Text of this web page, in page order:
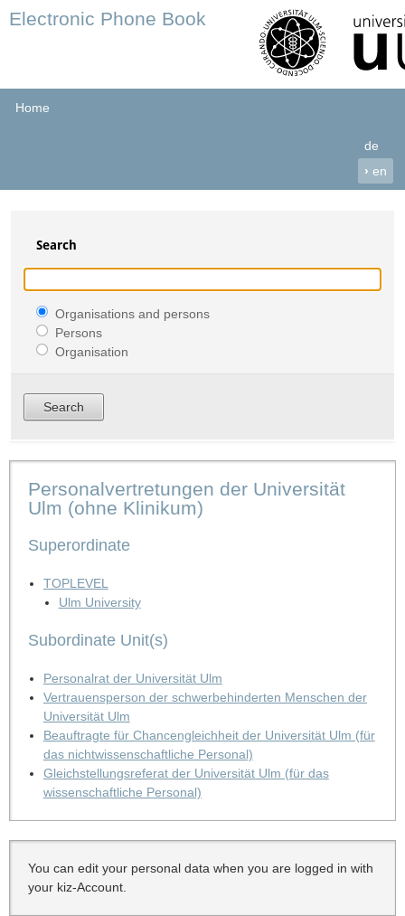
Electronic Phone Book
Home
de
› en
Search
Organisations and persons
Persons
Organisation
Personalvertretungen der Universität
Ulm (ohne Klinikum)
Superordinate
TOPLEVEL
Ulm University
Subordinate Unit(s)
Personalrat der Universität Ulm
Vertrauensperson der schwerbehinderten Menschen der
Universität Ulm
Beauftragte für Chancengleichheit der Universität Ulm (für
das nichtwissenschaftliche Personal)
Gleichstellungsreferat der Universität Ulm (für das
wissenschaftliche Personal)
You can edit your personal data when you are logged in with
your kiz-Account.